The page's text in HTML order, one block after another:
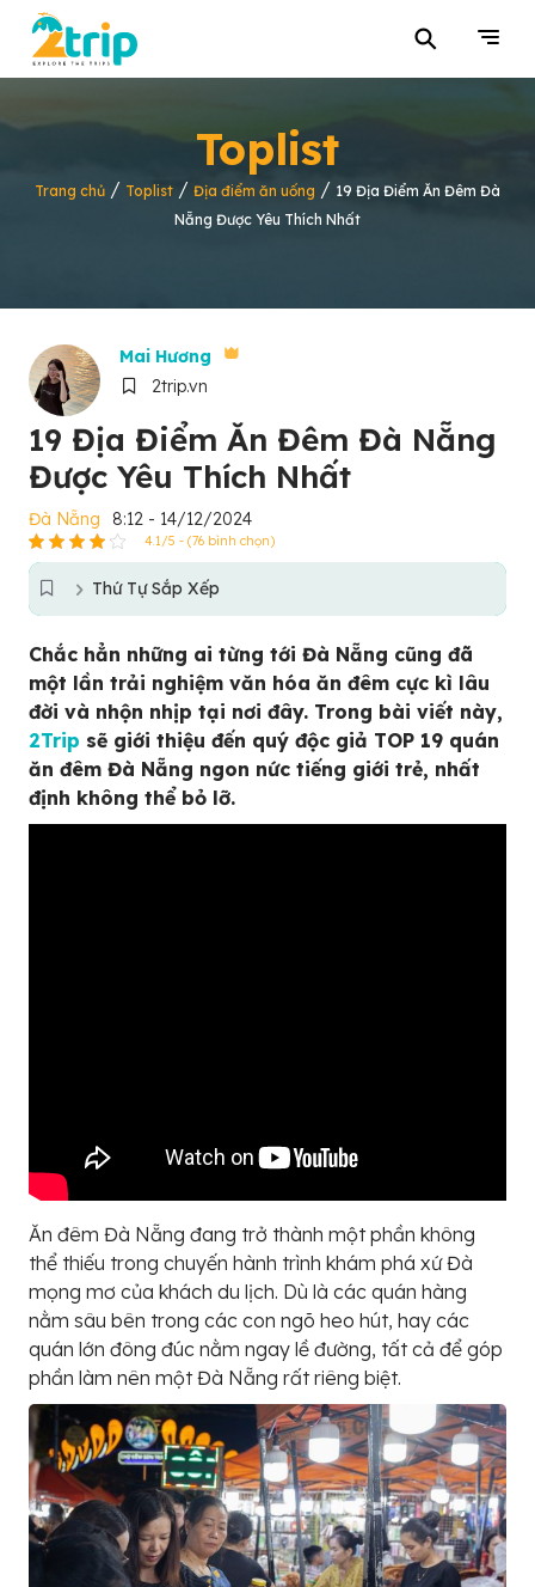
⚲
Toplist
Trang chủ / Toplist / Địa điểm ăn uống / 19 Địa Điểm Ăn Đêm Đà
Nẵng Được Yêu Thích Nhất
Mai Hương
2trip.vn
19 Địa Điểm Ăn Đêm Đà Nẵng
Được Yêu Thích Nhất
Đà Nẵng 8:12 - 14/12/2024
4.1/5 - (76 bình chọn)
Thứ Tự Sắp Xếp
Chắc hẳn những ai từng tới Đà Nẵng cũng đã
một lần trải nghiệm văn hóa ăn đêm cực kì lâu
đời và nhộn nhịp tại nơi đây. Trong bài viết này,
2Trip sẽ giới thiệu đến quý độc giả TOP 19 quán
ăn đêm Đà Nẵng ngon nức tiếng giới trẻ, nhất
định không thể bỏ lỡ.
Ăn đêm Đà Nẵng đang trở thành một phần không
thể thiếu trong chuyến hành trình khám phá xứ Đà
mọng mơ của khách du lịch. Dù là các quán hàng
nằm sâu bên trong các con ngõ heo hút, hay các
quán lớn đông đúc nằm ngay lề đường, tất cả để góp
phần làm nên một Đà Nẵng rất riêng biệt.